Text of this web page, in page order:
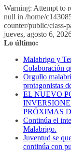
Warning: Attempt to
null in /home/
counter/public/class-
Saltar
al
jueves, agosto 6,
Lo último:
Malabrigo y
Colaboración
Orgullo
protagonistas
EL NUEVO
PRÓXIMAS
Continúa el
Malabrigo.
Juventud se
continúa con